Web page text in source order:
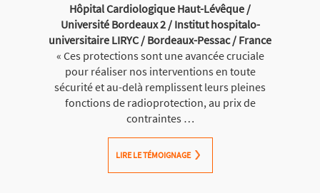
Hôpital Cardiologique Haut-Lévêque /
Université Bordeaux 2 / Institut hospitalo-
universitaire LIRYC / Bordeaux-Pessac / France
« Ces protections sont une avancée cruciale
pour réaliser nos interventions en toute
sécurité et au-delà remplissent leurs pleines
fonctions de radioprotection, au prix de
contraintes …
LIRE LE TÉMOIGNAGE